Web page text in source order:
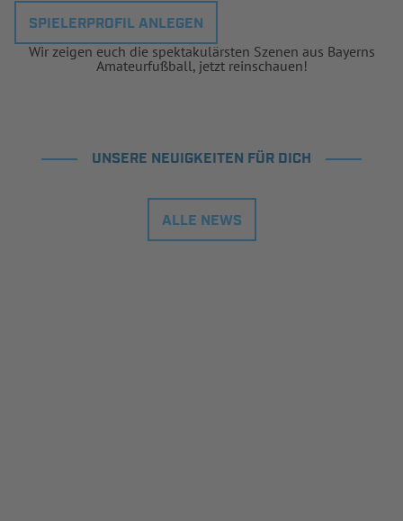
SPIELERPROFIL ANLEGEN
Wir zeigen euch die spektakulärsten Szenen aus Bayerns
Amateurfußball, jetzt reinschauen!
UNSERE NEUIGKEITEN FÜR DICH
ALLE NEWS